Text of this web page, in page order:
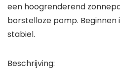
een hoogrenderend
borstelloze pomp.
stabiel.
Beschrijving: